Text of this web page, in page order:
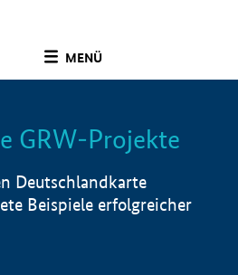
MENÜ
Info
GRW-Projekte
Deutschlandkarte
Beispiele erfolgreicher